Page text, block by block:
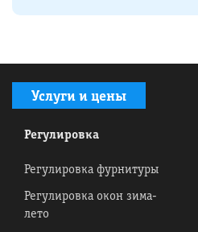
Регулировка
Регулировка фурнитуры
Регулировка окон зима-
лето
Услуги и цены